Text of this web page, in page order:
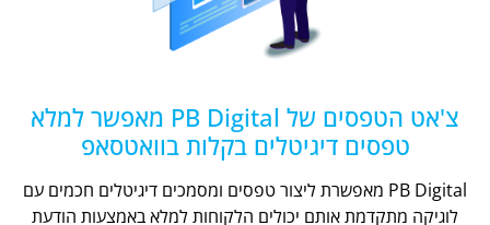
צ'אט הטפסים של PB Digital מאפשר למלא
טפסים דיגיטלים בקלות בוואטסאפ
PB Digital מאפשרת ליצור טפסים ומסמכים דיגיטלים חכמים עם
לוגיקה מתקדמת אותם יכולים הלקוחות למלא באמצעות הודעת